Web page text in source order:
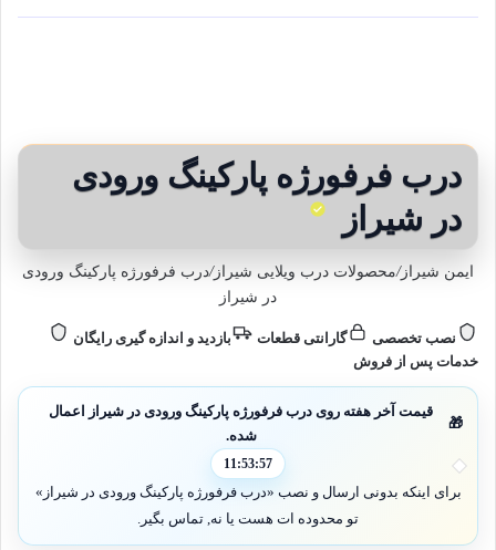
درب فرفورژه پارکینگ ورودی
در شیراز
ایمن شیراز/محصولات درب ویلایی شیراز/درب فرفورژه پارکینگ ورودی
در شیراز
نصب تخصصی گارانتی قطعات
بازدید و اندازه گیری رایگان
خدمات پس از فروش
11:53:55
🎁
قیمت آخر هفته روی درب فرفورژه پارکینگ ورودی در شیراز اعمال
شده.
برای اینکه بدونی ارسال و نصب «درب فرفورژه پارکینگ ورودی در شیراز»
تو محدوده ات هست یا نه, تماس بگیر.